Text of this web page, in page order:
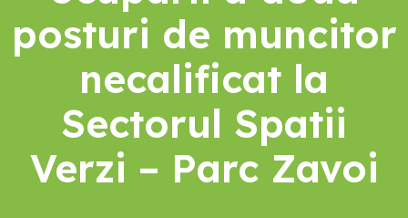
posturi de muncitor
necalificat la
Sectorul Spatii
Verzi – Parc Zavoi